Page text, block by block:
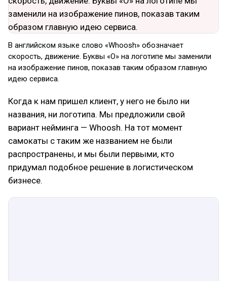
В английском языке слово «Whoosh» обозначает
скорость, движение. Буквы «О» на логотипе мы заменили
на изображение пинов, показав таким образом главную
идею сервиса.
Когда к нам пришел клиент, у него не было ни
названия, ни логотипа. Мы предложили свой
вариант нейминга — Whoosh. На тот момент
самокаты с таким же названием не были
распространены, и мы были первыми, кто
придумал подобное решение в логистическом
бизнесе.